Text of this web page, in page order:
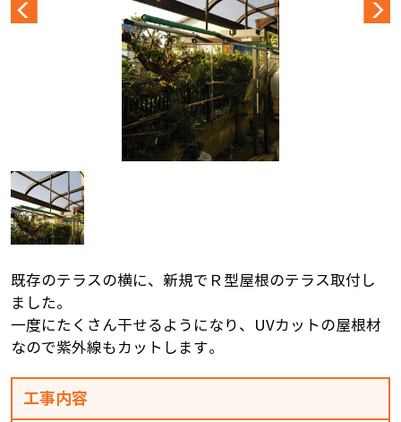
既存のテラスの横に、新規でＲ型屋根のテラス取付し
ました。
一度にたくさん干せるようになり、UVカットの屋根材
なので紫外線もカットします。
工事内容